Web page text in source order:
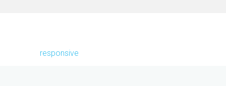
responsive